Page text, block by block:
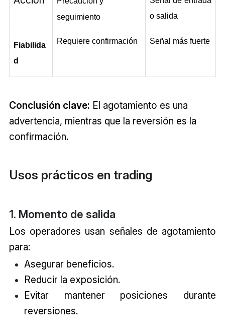
seguimiento
o salida
Fiabilida
d
Requiere confirmación Señal más fuerte
Conclusión clave: El agotamiento es una
advertencia, mientras que la reversión es la
confirmación.
Usos prácticos en trading
1. Momento de salida
Los operadores usan señales de agotamiento
para:
Asegurar beneficios.
Reducir la exposición.
Evitar mantener posiciones durante
reversiones.